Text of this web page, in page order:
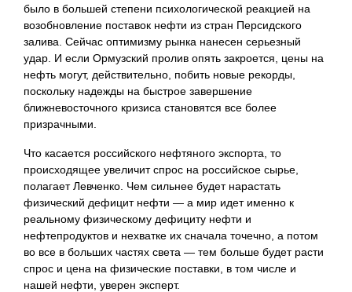
было в большей степени психологической реакцией на
возобновление поставок нефти из стран Персидского
залива. Сейчас оптимизму рынка нанесен серьезный
удар. И если Ормузский пролив опять закроется, цены на
нефть могут, действительно, побить новые рекорды,
поскольку надежды на быстрое завершение
ближневосточного кризиса становятся все более
призрачными.
Что касается российского нефтяного экспорта, то
происходящее увеличит спрос на российское сырье,
полагает Левченко. Чем сильнее будет нарастать
физический дефицит нефти — а мир идет именно к
реальному физическому дефициту нефти и
нефтепродуктов и нехватке их сначала точечно, а потом
во все в больших частях света — тем больше будет расти
спрос и цена на физические поставки, в том числе и
нашей нефти, уверен эксперт.